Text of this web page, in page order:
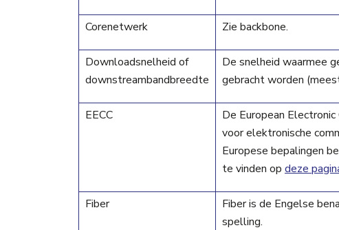
Corenetwerk Zie backbone.
Downloadsnelheid of
downstreambandbreedte
De snelheid waarmee
gebracht worden
EECC
De European
voor elektronische
Europese bepalingen
te vinden op deze
Fiber
Fiber is de Engelse
spelling.